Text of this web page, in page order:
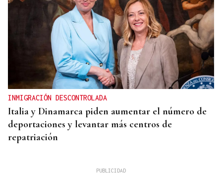
INMIGRACIÓN DESCONTROLADA
Italia y Dinamarca piden aumentar el número de
deportaciones y levantar más centros de
repatriación